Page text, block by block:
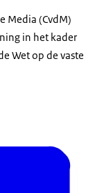
Media (CvdM)
in het kader
Wet op de vaste